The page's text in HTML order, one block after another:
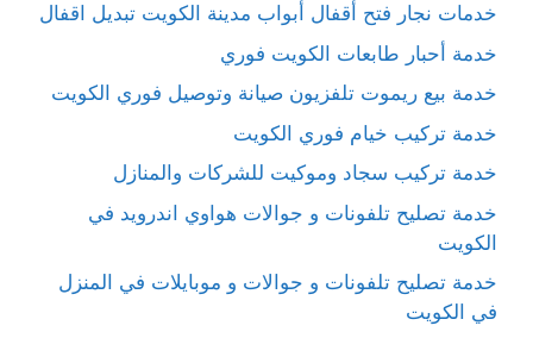
خدمات نجار فتح أقفال أبواب مدينة الكويت تبديل اقفال
خدمة أحبار طابعات الكويت فوري
خدمة بيع ريموت تلفزيون صيانة وتوصيل فوري الكويت
خدمة تركيب خيام فوري الكويت
خدمة تركيب سجاد وموكيت للشركات والمنازل
خدمة تصليح تلفونات و جوالات هواوي اندرويد في
الكويت
خدمة تصليح تلفونات و جوالات و موبايلات في المنزل
في الكويت